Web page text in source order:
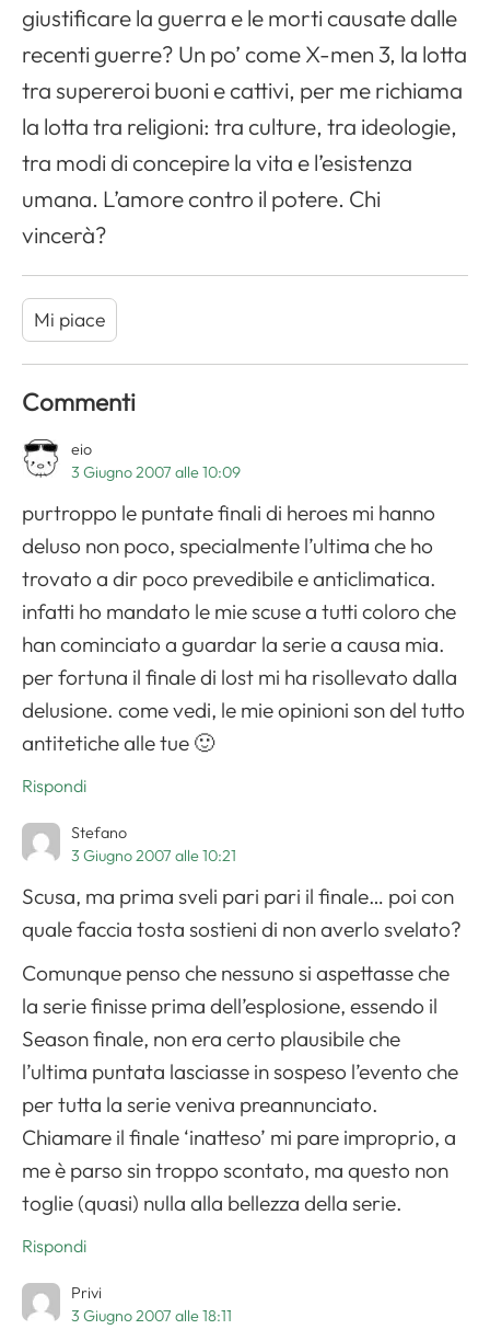
giustificare la guerra e le morti causate dalle
recenti guerre? Un po’ come X-men 3, la lotta
tra supereroi buoni e cattivi, per me richiama
la lotta tra religioni: tra culture, tra ideologie,
tra modi di concepire la vita e l’esistenza
umana. L’amore contro il potere. Chi
vincerà?
Mi piace
Commenti
eio
3 Giugno 2007 alle 10:09
purtroppo le puntate finali di heroes mi hanno
deluso non poco, specialmente l’ultima che ho
trovato a dir poco prevedibile e anticlimatica.
infatti ho mandato le mie scuse a tutti coloro che
han cominciato a guardar la serie a causa mia.
per fortuna il finale di lost mi ha risollevato dalla
delusione. come vedi, le mie opinioni son del tutto
antitetiche alle tue 🙂
Rispondi
Stefano
3 Giugno 2007 alle 10:21
Scusa, ma prima sveli pari pari il finale… poi con
quale faccia tosta sostieni di non averlo svelato?
Comunque penso che nessuno si aspettasse che
la serie finisse prima dell’esplosione, essendo il
Season finale, non era certo plausibile che
l’ultima puntata lasciasse in sospeso l’evento che
per tutta la serie veniva preannunciato.
Chiamare il finale ‘inatteso’ mi pare improprio, a
me è parso sin troppo scontato, ma questo non
toglie (quasi) nulla alla bellezza della serie.
Rispondi
Privi
3 Giugno 2007 alle 18:11
Apri il menu di navigazione